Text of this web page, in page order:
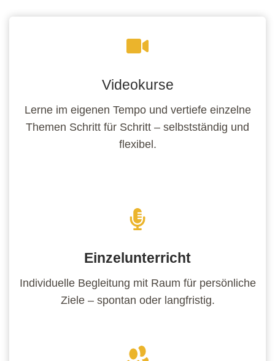
Videokurse
Lerne im eigenen Tempo und vertiefe einzelne
Themen Schritt für Schritt – selbstständig und
flexibel.
Einzelunterricht
Individuelle Begleitung mit Raum für persönliche
Ziele – spontan oder langfristig.